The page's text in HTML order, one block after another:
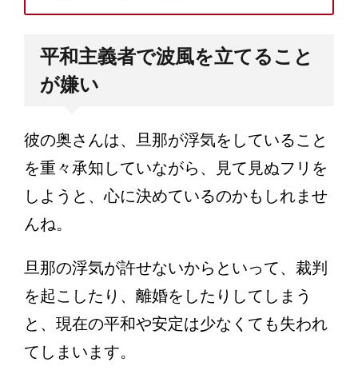
平和主義者で波風を立てること
が嫌い
彼の奥さんは、旦那が浮気をしていること
を重々承知していながら、見て見ぬフリを
しようと、心に決めているのかもしれませ
んね。
旦那の浮気が許せないからといって、裁判
を起こしたり、離婚をしたりしてしまう
と、現在の平和や安定は少なくても失われ
てしまいます。